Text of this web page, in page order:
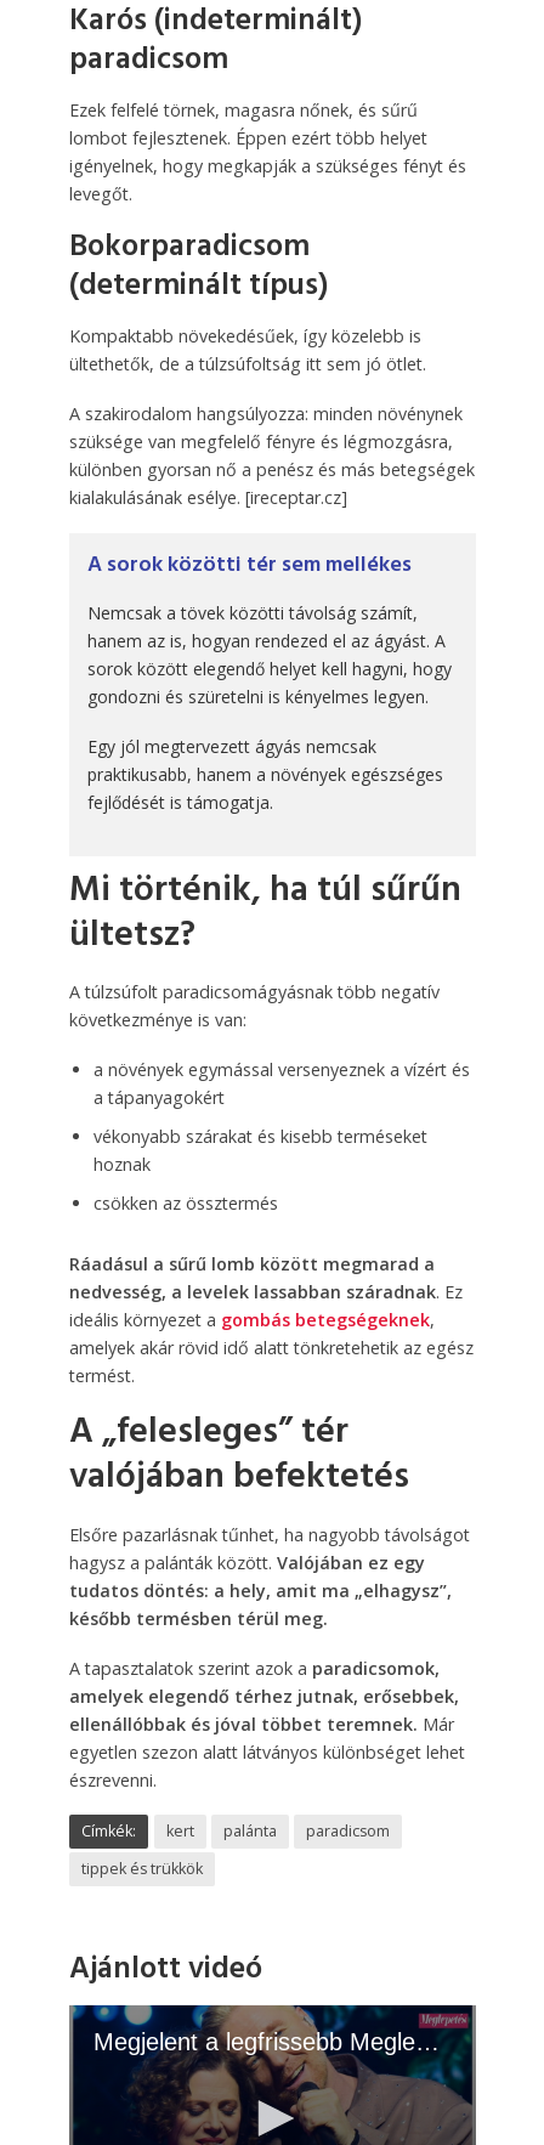
Karós (indeterminált)
paradicsom
Ezek felfelé törnek, magasra nőnek, és sűrű
lombot fejlesztenek. Éppen ezért több helyet
igényelnek, hogy megkapják a szükséges fényt és
levegőt.
Bokorparadicsom
(determinált típus)
Kompaktabb növekedésűek, így közelebb is
ültethetők, de a túlzsúfoltság itt sem jó ötlet.
A szakirodalom hangsúlyozza: minden növénynek
szüksége van megfelelő fényre és légmozgásra,
különben gyorsan nő a penész és más betegségek
kialakulásának esélye. [ireceptar.cz]
A sorok közötti tér sem mellékes
Nemcsak a tövek közötti távolság számít,
hanem az is, hogyan rendezed el az ágyást. A
sorok között elegendő helyet kell hagyni, hogy
gondozni és szüretelni is kényelmes legyen.
Egy jól megtervezett ágyás nemcsak
praktikusabb, hanem a növények egészséges
fejlődését is támogatja.
Mi történik, ha túl sűrűn
ültetsz?
A túlzsúfolt paradicsomágyásnak több negatív
következménye is van:
a növények egymással versenyeznek a vízért és
a tápanyagokért
vékonyabb szárakat és kisebb terméseket
hoznak
csökken az össztermés
Ráadásul a sűrű lomb között megmarad a
nedvesség, a levelek lassabban száradnak. Ez
ideális környezet a gombás betegségeknek,
amelyek akár rövid idő alatt tönkretehetik az egész
termést.
A „felesleges” tér
valójában befektetés
Elsőre pazarlásnak tűnhet, ha nagyobb távolságot
hagysz a palánták között. Valójában ez egy
tudatos döntés: a hely, amit ma „elhagysz”,
később termésben térül meg.
A tapasztalatok szerint azok a paradicsomok,
amelyek elegendő térhez jutnak, erősebbek,
ellenállóbbak és jóval többet teremnek. Már
egyetlen szezon alatt látványos különbséget lehet
észrevenni.
Címkék: kert palánta
paradicsom
tippek és trükkök
Ajánlott videó
Megjelent a legfrissebb Meglepetés! - 2026.06.02.